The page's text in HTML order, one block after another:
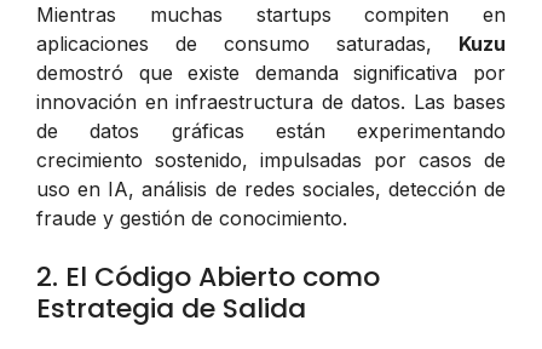
Mientras muchas startups compiten en
aplicaciones de consumo saturadas, Kuzu
demostró que existe demanda significativa por
innovación en infraestructura de datos. Las bases
de datos gráficas están experimentando
crecimiento sostenido, impulsadas por casos de
uso en IA, análisis de redes sociales, detección de
fraude y gestión de conocimiento.
2. El Código Abierto como
Estrategia de Salida